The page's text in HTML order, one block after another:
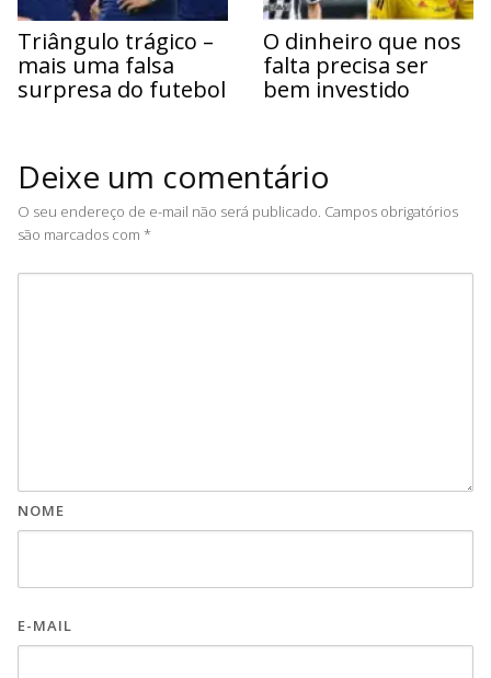
Triângulo trágico –
mais uma falsa
surpresa do futebol
O dinheiro que nos
falta precisa ser
bem investido
Deixe um comentário
O seu endereço de e-mail não será publicado. Campos obrigatórios
são marcados com *
NOME
E-MAIL